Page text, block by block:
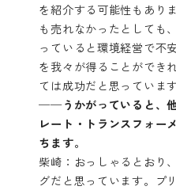
を紹介する可能性もあり
も売れなかったとしても
っていると環境経営で不
を我々が得ることができ
ては成功だと思っています
──うかがっていると、
レート・トランスフォー
ちます。
柴崎：おっしゃるとおり
グだと思っています。プ